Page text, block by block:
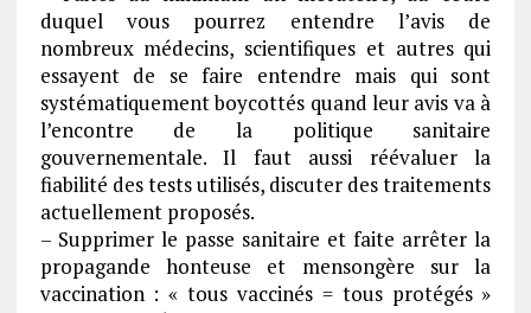
duquel vous pourrez entendre l’avis de
nombreux médecins, scientifiques et autres qui
essayent de se faire entendre mais qui sont
systématiquement boycottés quand leur avis va à
l’encontre de la politique sanitaire
gouvernementale. Il faut aussi réévaluer la
fiabilité des tests utilisés, discuter des traitements
actuellement proposés.
– Supprimer le passe sanitaire et faite arrêter la
propagande honteuse et mensongère sur la
vaccination : « tous vaccinés = tous protégés »